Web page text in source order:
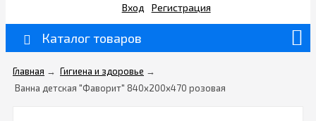
Вход Регистрация
Каталог товаров
Главная → Гигиена и здоровье →
Ванна детская "Фаворит" 840x200x470 розовая